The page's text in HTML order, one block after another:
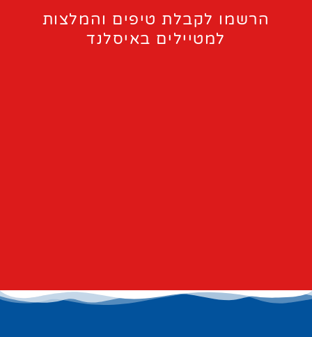
הרשמו לקבלת טיפים והמלצות
למטיילים באיסלנד